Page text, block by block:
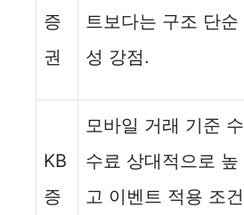
증
권
트보다는 구조 단순
성 강점.
KB
증
모바일 거래 기준 수
수료 상대적으로 높
고 이벤트 적용 조건